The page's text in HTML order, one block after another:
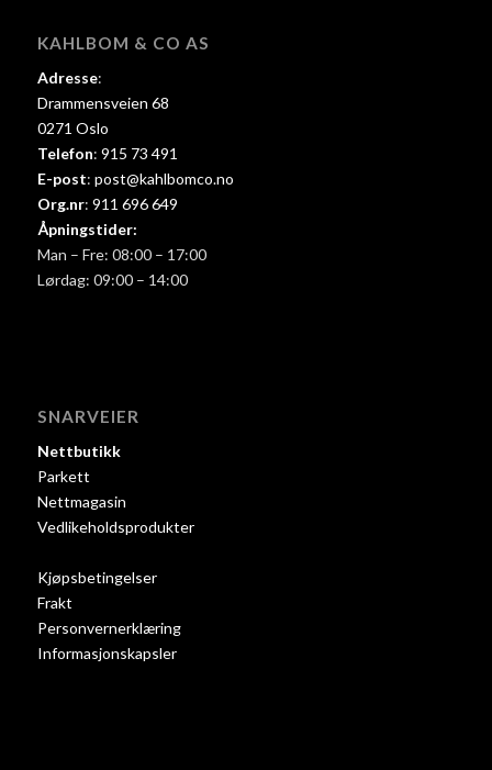
KAHLBOM & CO AS
Adresse:
Drammensveien 68
0271 Oslo
Telefon: 915 73 491
E-post: post@kahlbomco.no
Org.nr: 911 696 649
Åpningstider:
Man – Fre: 08:00 – 17:00
Lørdag: 09:00 – 14:00
SNARVEIER
Nettbutikk
Parkett
Nettmagasin
Vedlikeholdsprodukter
Kjøpsbetingelser
Frakt
Personvernerklæring
Informasjonskapsler